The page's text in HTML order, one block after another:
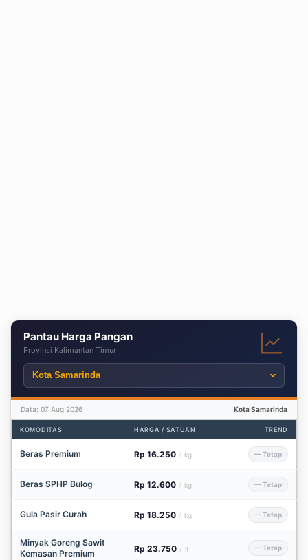
Pantau Harga Pangan
Provinsi Kalimantan Timur
Data: 07 Aug 2026 Kota Samarinda
KOMODITAS HARGA / SATUAN TREND
Beras Premium Rp 16.250 / kg — Tetap
Beras SPHP Bulog Rp 12.600 / kg — Tetap
Gula Pasir Curah Rp 18.250 / kg — Tetap
Minyak Goreng Sawit
Kemasan Premium
Rp 23.750 / lt — Tetap